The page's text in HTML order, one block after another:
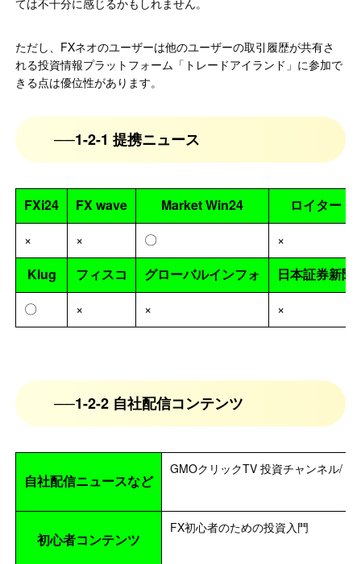
ては不十分に感じるかもしれません。
ただし、FXネオのユーザーは他のユーザーの取引履歴が共有さ
れる投資情報プラットフォーム「トレードアイランド」に参加で
きる点は優位性があります。
1-2-1 提携ニュース
FXi24 FX wave Market Win24
ロイター
×
× 〇
×
Klug
フィスコ グローバルインフォ
日本証券新聞
〇
× × ×
1-2-2 自社配信コンテンツ
自社配信ニュースなど
GMOクリックTV 投資チャンネル/ト
初心者コンテンツ
FX初心者のための投資入門